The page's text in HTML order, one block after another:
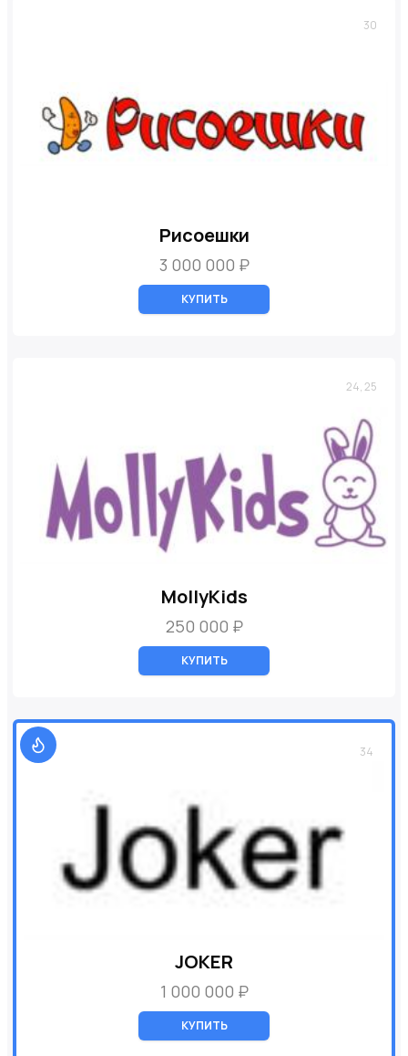
30
Рисоешки
3 000 000 ₽
КУПИТЬ
24, 25
MollyKids
250 000 ₽
КУПИТЬ
34
JOKER
1 000 000 ₽
КУПИТЬ